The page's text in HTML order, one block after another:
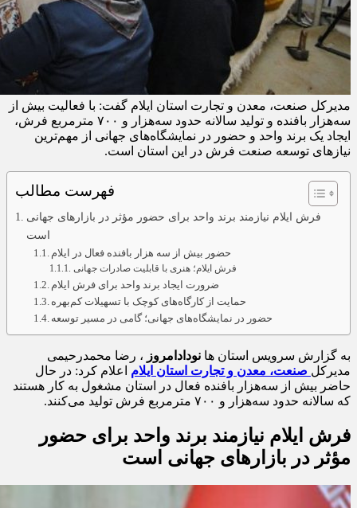
مدیرکل صنعت، معدن و تجارت استان ایلام گفت: با فعالیت بیش از
سه‌هزار بافنده و تولید سالانه حدود سه‌هزار و ۷۰۰ مترمربع فرش،
ایجاد یک برند واحد و حضور در نمایشگاه‌های جهانی از مهم‌ترین
نیازهای توسعه صنعت فرش در این استان است.
فهرست مطالب
فرش ایلام نیازمند برند واحد برای حضور مؤثر در بازارهای جهانی
است
حضور بیش از سه‌ هزار بافنده فعال در ایلام
فرش ایلام؛ هنری با قابلیت صادرات جهانی
ضرورت ایجاد برند واحد برای فرش ایلام
حمایت از کارگاه‌های کوچک با تسهیلات کم‌بهره
حضور در نمایشگاه‌های جهانی؛ گامی در مسیر توسعه
به گزارش سرویس استان ها نودادامروز ، رضا محمدرحیمی
مدیرکل صنعت، معدن و تجارت استان ایلام اعلام کرد: در حال
حاضر بیش از سه‌هزار بافنده فعال در استان مشغول به کار هستند
که سالانه حدود سه‌هزار و ۷۰۰ مترمربع فرش تولید می‌کنند.
فرش ایلام نیازمند برند واحد برای حضور
مؤثر در بازارهای جهانی است